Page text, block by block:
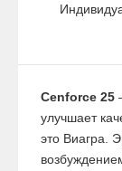
Cenforce 25
улучшает
это Виагра.